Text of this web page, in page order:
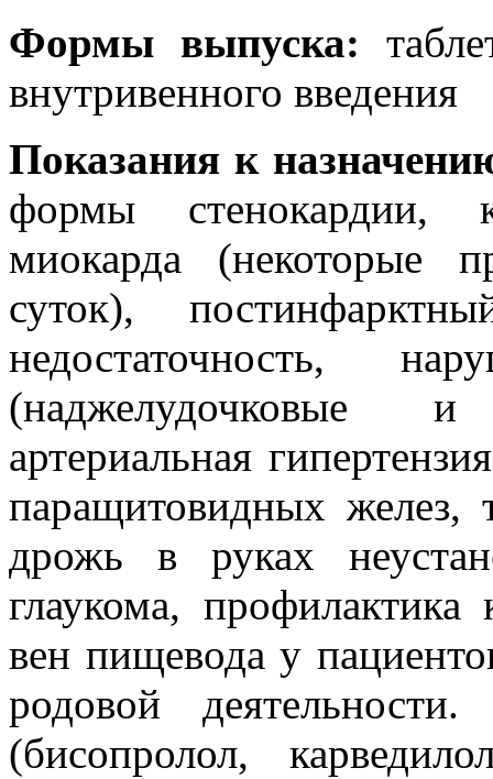
Формы выпуска:
внутривенного введения
Показания к
формы стенокардии,
миокарда (некоторые
суток),
недостаточность,
(наджелудочковые
артериальная
паращитовидных желез,
дрожь в руках
глаукома,
вен пищевода у
родовой деятельности.
(бисопролол,